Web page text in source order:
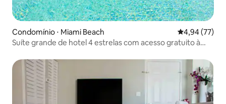
Condomínio ⋅ Miami Beach 4,94 de uma
4,94 (77)
Suíte grande de hotel 4 estrelas com acesso gratuito à